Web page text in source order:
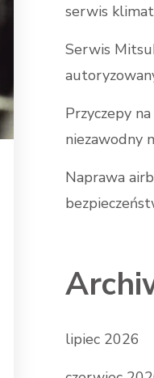
serwis
Serwis
Przyczepy
niezawodny
Naprawa
lipiec 2026